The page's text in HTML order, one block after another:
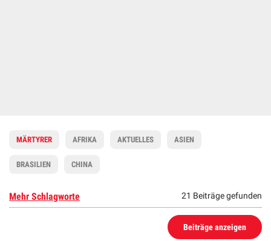
AFRIKA AKTUELLES ASIEN
BRASILIEN CHINA
MÄRTYRER
Mehr Schlagworte 21 Beiträge gefunden
Beiträge anzeigen